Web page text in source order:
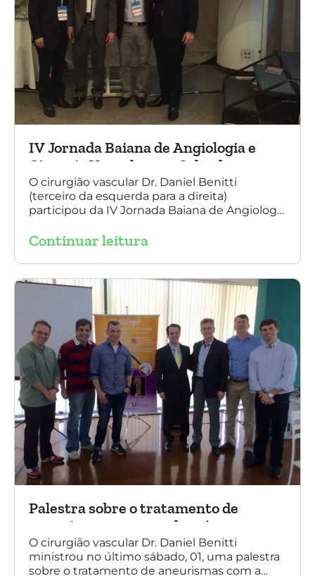
IV Jornada Baiana de Angiologia e
Cirurgia Vascular, em Salvador
O cirurgião vascular Dr. Daniel Benitti
(terceiro da esquerda para a direita)
participou da IV Jornada Baiana de Angiologia
29 de outubro. Na foto também está
SBACV (Sociedade Brasileira de Angiologia e
de Cirurgia Vascular) Bahia.
Continuar leitura
Palestra sobre o tratamento de
aneurismas com a endoprótese
multilayer, em Porto Alegre
O cirurgião vascular Dr. Daniel Benitti
ministrou no último sábado, 01, uma palestra
sobre o tratamento de aneurismas com a